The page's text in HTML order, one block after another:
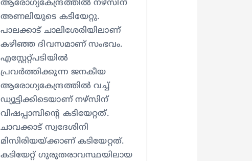
ആരോഗ്യകേന്ദ്രത്തില്‍ നഴ്സിന്
അണലിയുടെ കടിയേറ്റു.
പാലക്കാട് ചാലിശേരിയിലാണ്
കഴിഞ്ഞ ദിവസമാണ് സംഭവം.
എസ്റ്റേറ്റ്പടിയില്‍
പ്രവര്‍ത്തിക്കുന്ന ജനകീയ
ആരോഗ്യകേന്ദ്രത്തില്‍ വച്ച്
ഡ്യൂട്ടിക്കിടെയാണ് നഴ്സിന്
വിഷപ്പാമ്പിന്റെ കടിയേറ്റത്.
ചാവക്കാട് സ്വദേശിനി
മിസിരിയയ്ക്കാണ് കടിയേറ്റത്.
കടിയേറ്റ് ഗുരുതരാവസ്ഥയിലായ